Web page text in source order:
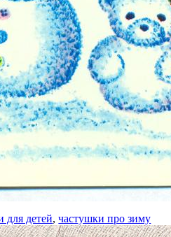
для детей,частушки про зиму